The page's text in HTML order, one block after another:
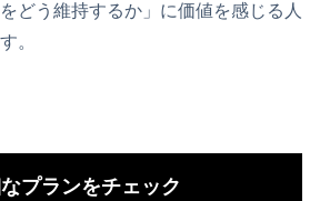
どう維持するか」に価値を感じる人
。
プランをチェック